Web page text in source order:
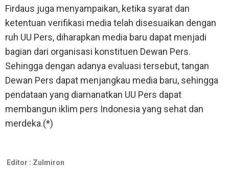
Firdaus juga menyampaikan, ketika syarat dan
ketentuan verifikasi media telah disesuaikan dengan
ruh UU Pers, diharapkan media baru dapat menjadi
bagian dari organisasi konstituen Dewan Pers.
Sehingga dengan adanya evaluasi tersebut, tangan
Dewan Pers dapat menjangkau media baru, sehingga
pendataan yang diamanatkan UU Pers dapat
membangun iklim pers Indonesia yang sehat dan
merdeka.(*)
Editor : Zulmiron